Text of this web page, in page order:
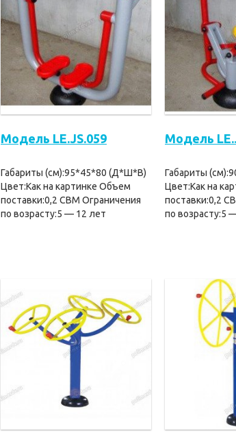
Модель LE.JS.059
Габариты (см):95*45*80 (Д*Ш*В)
Цвет:Как на картинке Объем
поставки:0,2 CBM Ограничения
по возрасту:5 — 12 лет
Модель
Габариты
Цвет:Как на
поставки:0,2
по возрасту:5